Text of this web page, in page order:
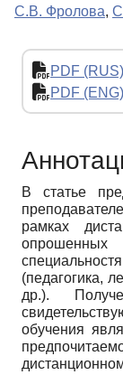
С.В. Фролова,
PDF (RUS)
PDF (ENG)
В статье
рамках
(педагогика,
др.).
обучения